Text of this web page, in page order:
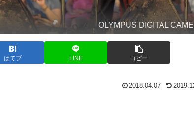
OLYMPUS DIGITAL
はてブ LINE コピー
2018.04.07